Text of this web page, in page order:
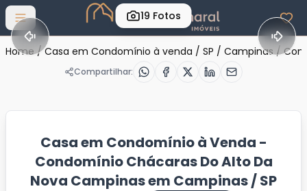
Abrir menu
19 Fotos
Home / Casa em Condomínio à venda / SP / Campinas /
Compartilhar:
Casa em Condomínio à Venda -
Condomínio Chácaras Do Alto Da
Nova Campinas em Campinas / SP